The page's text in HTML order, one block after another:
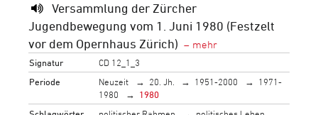
Versammlung der Zürcher
Jugendbewegung vom 1. Juni 1980 (Festzelt
vor dem Opernhaus Zürich)
Signatur
CD 12_1_3
Periode
Neuzeit 20. Jh. 1951-2000
1971-
1980
1980